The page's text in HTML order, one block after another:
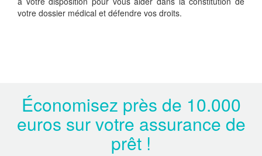
votre dossier médical et défendre vos droits.
Économisez près de 10.000
euros sur votre assurance de
prêt !